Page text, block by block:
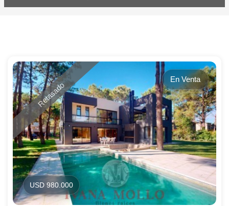
Retasado
En Venta
USD 980.000